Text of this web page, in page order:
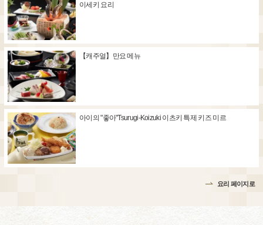
이세키 요리
【캐주얼】만요 메뉴
아이의 "좋아"Tsurugi-Koizuki 이츠키 특제 키즈 미르
요리 페이지로